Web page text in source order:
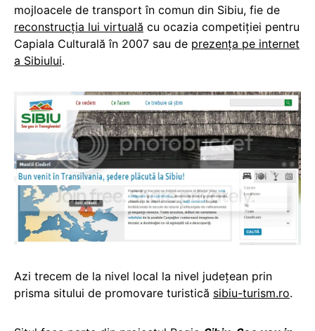
mojloacele de transport în comun din Sibiu, fie de
reconstrucţia lui virtuală cu ocazia competiţiei pentru
Capiala Culturală în 2007 sau de prezența pe internet
a Sibiului.
Azi trecem de la nivel local la nivel judeţean prin
prisma sitului de promovare turistică sibiu-turism.ro.